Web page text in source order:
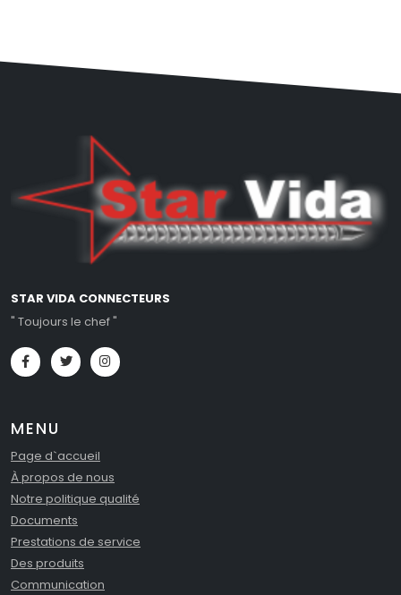
STAR VIDA CONNECTEURS
" Toujours le chef "
MENU
Page d`accueil
À propos de nous
Notre politique qualité
Documents
Prestations de service
Des produits
Communication